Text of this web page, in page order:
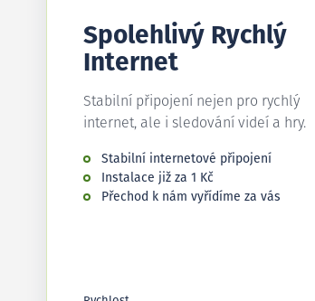
Spolehlivý Rychlý
Internet
Stabilní připojení nejen pro rychlý
internet, ale i sledování videí a hry.
Stabilní internetové připojení
Instalace již za 1 Kč
Přechod k nám vyřídíme za vás